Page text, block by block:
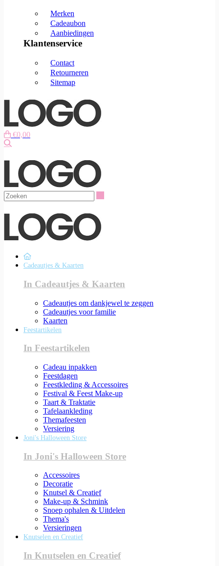
Merken
Cadeaubon
Aanbiedingen
Klantenservice
Contact
Retourneren
Sitemap
€0,00
Cadeautjes & Kaarten
In Cadeautjes & Kaarten
Cadeautjes om dankjewel te zeggen
Cadeautjes voor familie
Kaarten
Feestartikelen
In Feestartikelen
Cadeau inpakken
Feestdagen
Feestkleding & Accessoires
Festival & Feest Make-up
Taart & Traktatie
Tafelaankleding
Themafeesten
Versiering
Joni's Halloween Store
In Joni's Halloween Store
Accessoires
Decoratie
Knutsel & Creatief
Make-up & Schmink
Snoep ophalen & Uitdelen
Thema's
Versieringen
Knutselen en Creatief
In Knutselen en Creatief